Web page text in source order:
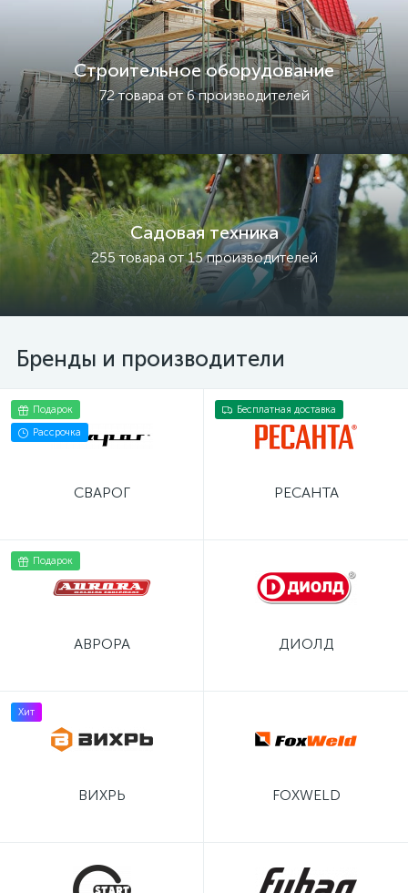
Строительное оборудование
72 товара от 6 производителей
Садовая техника
255 товара от 15 производителей
Бренды и производители
Подарок
Рассрочка
СВАРОГ
Бесплатная доставка
РЕСАНТА
Подарок
АВРОРА ДИОЛД
Хит
ВИХРЬ FOXWELD